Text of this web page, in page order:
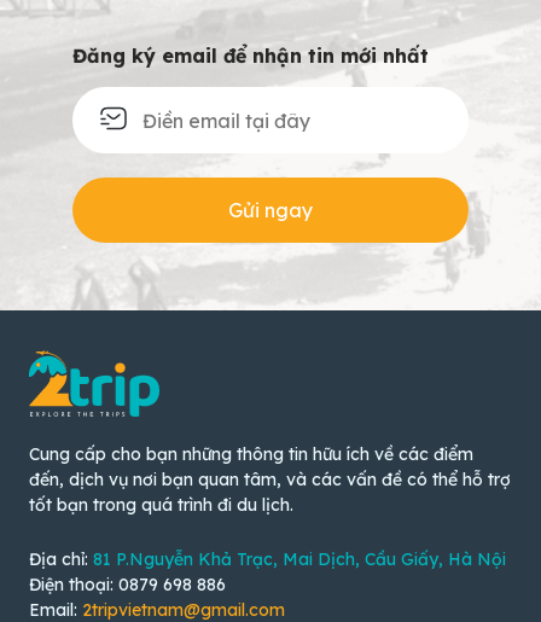
Đăng ký email để nhận tin mới nhất
Gửi ngay
Cung cấp cho bạn những thông tin hữu ích về các điểm
đến, dịch vụ nơi bạn quan tâm, và các vấn đề có thể hỗ trợ
tốt bạn trong quá trình đi du lịch.
Địa chỉ: 81 P.Nguyễn Khả Trạc, Mai Dịch, Cầu Giấy, Hà Nội
Điện thoại: 0879 698 886
Email: 2tripvietnam@gmail.com